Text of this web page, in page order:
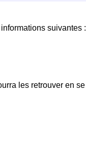
suivantes :
les retrouver en se